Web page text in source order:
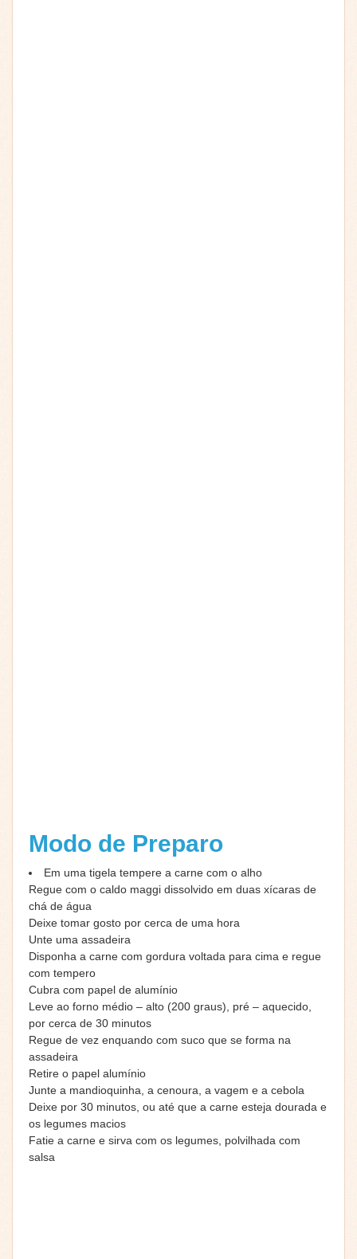
Modo de Preparo
Em uma tigela tempere a carne com o alho
Regue com o caldo maggi dissolvido em duas xícaras de
chá de água
Deixe tomar gosto por cerca de uma hora
Unte uma assadeira
Disponha a carne com gordura voltada para cima e regue
com tempero
Cubra com papel de alumínio
Leve ao forno médio – alto (200 graus), pré – aquecido,
por cerca de 30 minutos
Regue de vez enquando com suco que se forma na
assadeira
Retire o papel alumínio
Junte a mandioquinha, a cenoura, a vagem e a cebola
Deixe por 30 minutos, ou até que a carne esteja dourada e
os legumes macios
Fatie a carne e sirva com os legumes, polvilhada com
salsa